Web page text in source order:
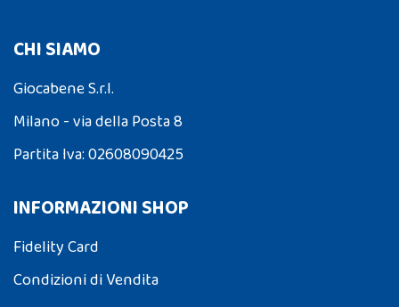
CHI SIAMO
Giocabene S.r.l.
Milano - via della Posta 8
Partita Iva: 02608090425
INFORMAZIONI SHOP
Fidelity Card
Condizioni di Vendita